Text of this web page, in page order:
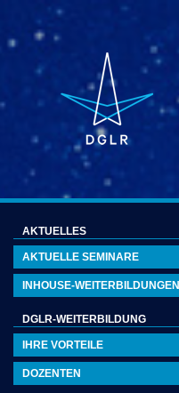
AKTUELLES
AKTUELLE SEMINARE
INHOUSE-WEITERBILDUNGEN
DGLR-WEITERBILDUNG
IHRE VORTEILE
DOZENTEN